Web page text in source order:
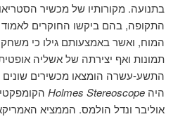
בתנועה. מקורותיו של מכשיר
התקופה, בהם ביקשו החוקרים לאמוד
המוח, ואשר באמצעותם גילו כי
תמונות ואף יצירתה של אשליה
התשע-עשרה הומצאו מכשירים
היה Holmes Stereoscope
אוליבר ונדל הולמס. הממציא